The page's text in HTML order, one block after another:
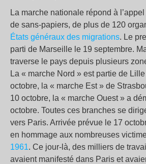
La marche nationale répond à
de sans-papiers, de plus de 120
États généraux des migrations. Le
parti de Marseille le 19 septembre.
traverse le pays depuis plusieurs
La « marche Nord » est partie de
octobre, la « marche Est » de
10 octobre, la « marche Ouest » a
octobre. Toutes ces branches se
vers Paris. Arrivée prévue le 17
en hommage aux nombreuses
1961. Ce jour-là, des milliers de
avaient manifesté dans Paris et